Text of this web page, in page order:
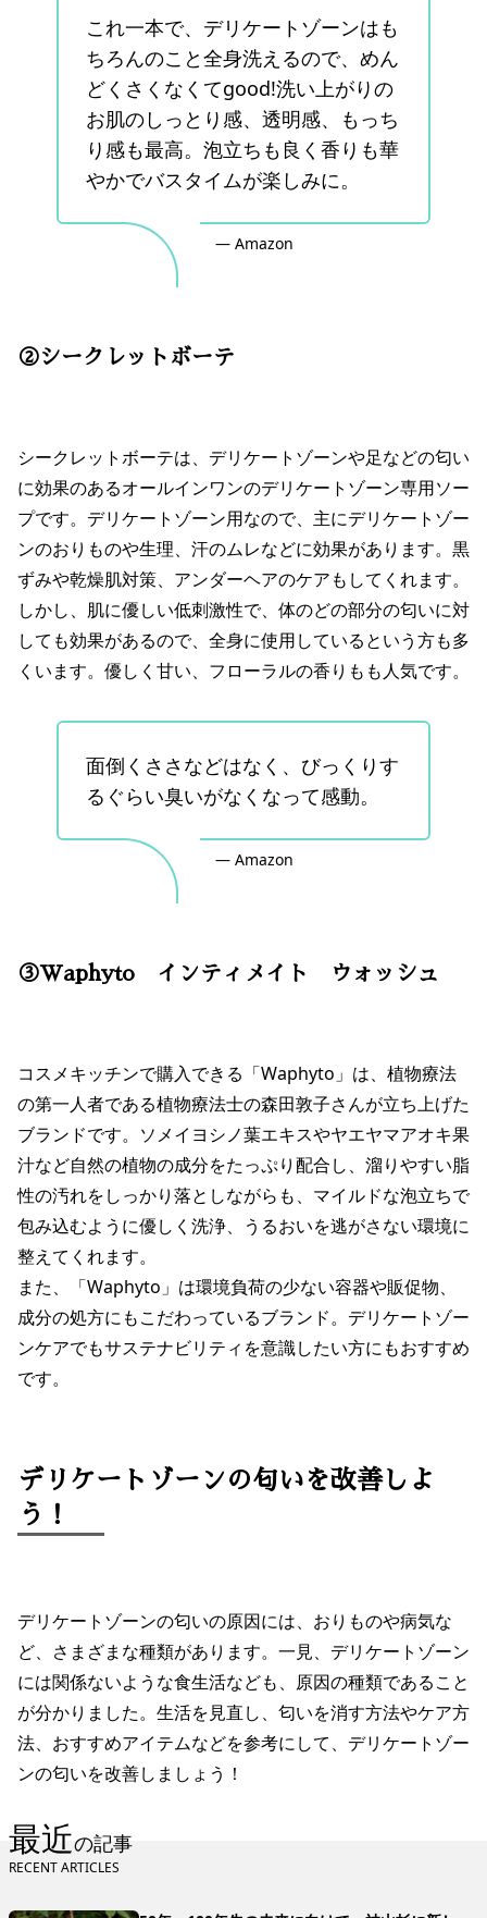
これ一本で、デリケートゾーンはも
ちろんのこと全身洗えるので、めん
どくさくなくてgood!洗い上がりの
お肌のしっとり感、透明感、もっち
り感も最高。泡立ちも良く香りも華
やかでバスタイムが楽しみに。
— Amazon
②シークレットボーテ
シークレットボーテは、デリケートゾーンや足などの匂い
に効果のあるオールインワンのデリケートゾーン専用ソー
プです。デリケートゾーン用なので、主にデリケートゾー
ンのおりものや生理、汗のムレなどに効果があります。黒
ずみや乾燥肌対策、アンダーヘアのケアもしてくれます。
しかし、肌に優しい低刺激性で、体のどの部分の匂いに対
しても効果があるので、全身に使用しているという方も多
くいます。優しく甘い、フローラルの香りもも人気です。
面倒くささなどはなく、びっくりす
るぐらい臭いがなくなって感動。
— Amazon
③Waphyto インティメイト ウォッシュ
コスメキッチンで購入できる「Waphyto」は、植物療法
の第一人者である植物療法士の森田敦子さんが立ち上げた
ブランドです。ソメイヨシノ葉エキスやヤエヤマアオキ果
汁など自然の植物の成分をたっぷり配合し、溜りやすい脂
性の汚れをしっかり落としながらも、マイルドな泡立ちで
包み込むように優しく洗浄、うるおいを逃がさない環境に
整えてくれます。
また、「Waphyto」は環境負荷の少ない容器や販促物、
成分の処方にもこだわっているブランド。デリケートゾー
ンケアでもサステナビリティを意識したい方にもおすすめ
です。
デリケートゾーンの匂いを改善しよ
う！
デリケートゾーンの匂いの原因には、おりものや病気な
ど、さまざまな種類があります。一見、デリケートゾーン
には関係ないような食生活なども、原因の種類であること
が分かりました。生活を見直し、匂いを消す方法やケア方
法、おすすめアイテムなどを参考にして、デリケートゾー
ンの匂いを改善しましょう！
最近の記事
RECENT ARTICLES